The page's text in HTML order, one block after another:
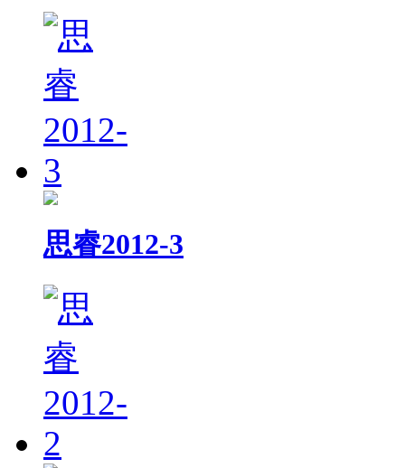
思睿2012-3